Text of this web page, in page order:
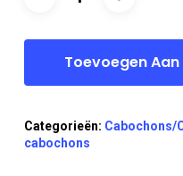
Toevoegen
Categorieën: Cabochons/
cabochons